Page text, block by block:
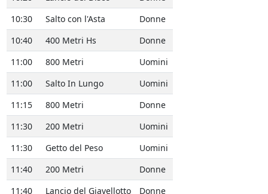
10:30
Salto con l'Asta
Donne
10:40
400 Metri Hs
Donne
11:00
800 Metri
Uomini
11:00
Salto In Lungo
Uomini
11:15
800 Metri
Donne
11:30
200 Metri
Uomini
11:30
Getto del Peso
Uomini
11:40
200 Metri
Donne
11:40
Lancio del Giavellotto Donne